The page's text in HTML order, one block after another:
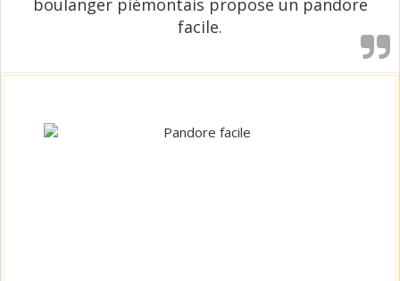
boulanger piémontais propose un pandore
facile.